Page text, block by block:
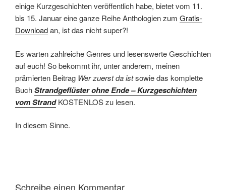
einige Kurzgeschichten veröffentlich habe, bietet vom 11.
bis 15. Januar eine ganze Reihe Anthologien zum Gratis-
Downloadan, ist das nicht super?!
Es warten zahlreiche Genres und lesenswerte Geschichten
auf euch! So bekommt ihr, unter anderem, meinen
prämierten Beitrag Wer zuerst da istsowie das komplette
BuchStrandgeflüster ohne Ende – Kurzgeschichten
vom StrandKOSTENLOS zu lesen.
In diesem Sinne.
Schreibe einen Kommentar